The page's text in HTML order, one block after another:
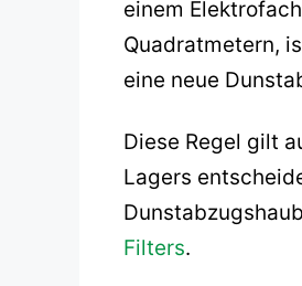
einem
Quadratmetern,
eine neue
Diese Regel gilt
Lagers
Filters.